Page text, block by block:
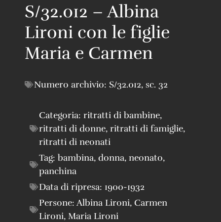
S/32.012 – Albina
Lironi con le figlie
Maria e Carmen
Numero archivio: S/32.012, sc. 32
Categoria: ritratti di bambine,
ritratti di donne, ritratti di famiglie,
ritratti di neonati
Tag: bambina, donna, neonato,
panchina
Data di ripresa: 1900-1932
Persone: Albina Lironi, Carmen
Lironi, Maria Lironi